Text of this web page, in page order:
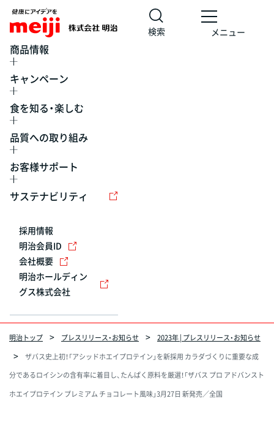
検索 メニュー
商品情報
キャンペーン
食を知る・楽しむ
品質への取り組み
お客様サポート
サステナビリティ
採用情報
明治会員ID
会社概要
明治ホールディン
グス株式会社
明治トップ プレスリリース・お知らせ
2023年 | プレスリリース・お知らせ
ザバス史上初！「アシッドホエイプロテイン」を新採用 カラダづくりに重要な成
分であるロイシンの含有率に着目し、たんぱく原料を厳選！「ザバス プロ アドバンスト
ホエイプロテイン プレミアム チョコレート風味」3月27日 新発売／全国